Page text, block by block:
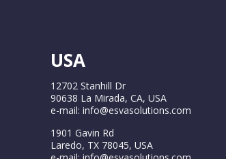
USA
12702 Stanhill Dr
90638 La Mirada, CA, USA
e-mail: info@esvasolutions.com
1901 Gavin Rd
Laredo, TX 78045, USA